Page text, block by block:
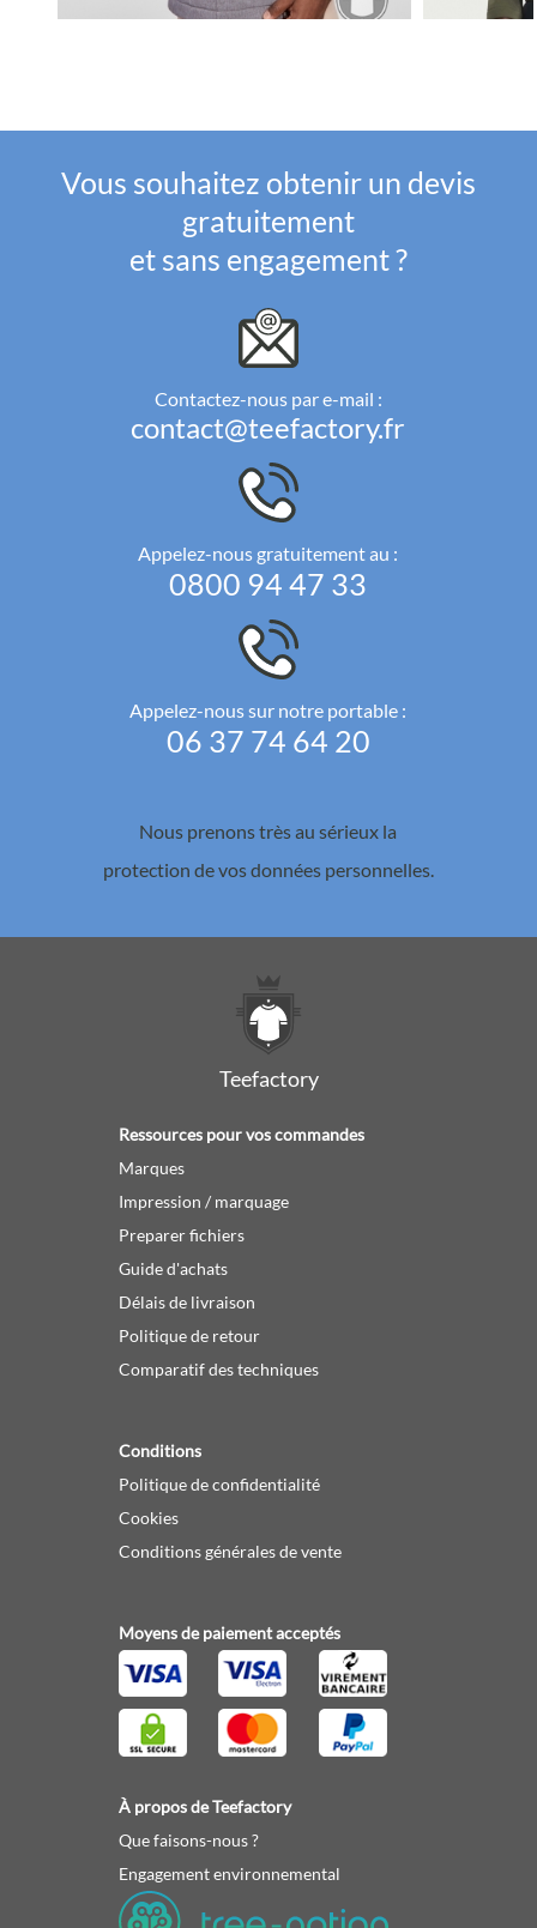
Vous souhaitez obtenir un devis
gratuitement
et sans engagement ?
Contactez-nous par e-mail :
contact@teefactory.fr
Appelez-nous gratuitement au :
0800 94 47 33
Appelez-nous sur notre portable :
06 37 74 64 20
Nous prenons très au sérieux la
protection de vos données personnelles.
Teefactory
Ressources pour vos commandes
Marques
Impression / marquage
Preparer fichiers
Guide d'achats
Délais de livraison
Politique de retour
Comparatif des techniques
Conditions
Politique de confidentialité
Cookies
Conditions générales de vente
Moyens de paiement acceptés
À propos de Teefactory
Que faisons-nous ?
Engagement environnemental